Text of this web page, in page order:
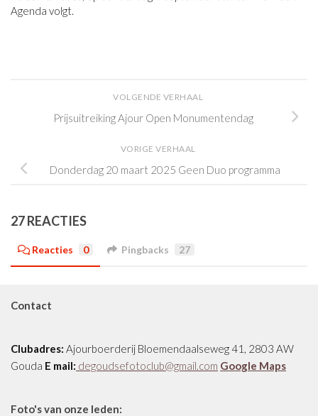
Agenda volgt.
VOLGENDE VERHAAL
Prijsuitreiking Ajour Open Monumentendag
VORIGE VERHAAL
Donderdag 20 maart 2025 Geen Duo programma
27 REACTIES
Reacties 0 Pingbacks 27
Contact
Clubadres: Ajourboerderij Bloemendaalseweg 41, 2803 AW
Gouda E mail: degoudsefotoclub@gmail.com Google Maps
Foto's van onze leden: